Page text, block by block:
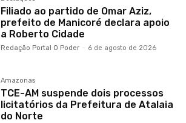
Filiado ao partido de Omar Aziz,
prefeito de Manicoré declara apoio
a Roberto Cidade
Redação Portal O Poder - 6 de agosto de 2026
Amazonas
TCE-AM suspende dois processos
licitatórios da Prefeitura de Atalaia
do Norte